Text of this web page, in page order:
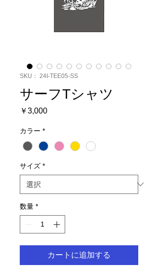
SKU： 24I-TEE05-SS
サーフTシャツ
￥3,000価
カラー *
サイズ *
数量 *
カートに追加する